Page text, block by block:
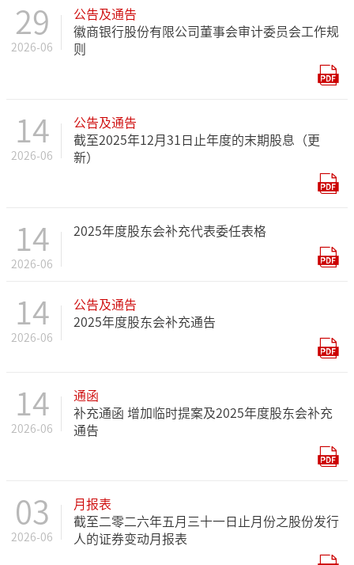
29
2026-06
公告及通告
徽商银行股份有限公司董事会审计委员会工作规
则
14
2026-06
公告及通告
截至2025年12月31日止年度的末期股息（更
新）
14
2026-06
2025年度股东会补充代表委任表格
14
2026-06
公告及通告
2025年度股东会补充通告
14
2026-06
通函
补充通函 增加临时提案及2025年度股东会补充
通告
03
2026-06
月报表
截至二零二六年五月三十一日止月份之股份发行
人的证券变动月报表